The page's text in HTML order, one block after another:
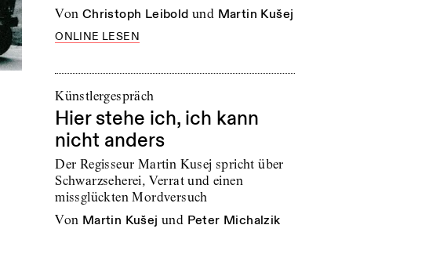
von Christoph Leibold und Martin Kušej
ONLINE LESEN
Künstlergespräch
Hier stehe ich, ich kann
nicht anders
Der Regisseur Martin Kusej spricht über
Schwarzseherei, Verrat und einen
missglückten Mordversuch
von Martin Kušej und Peter Michalzik